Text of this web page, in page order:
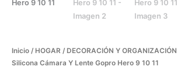
Inicio / HOGAR / DECORACIÓN Y ORGANIZACIÓN
Silicona Cámara Y Lente Gopro Hero 9 10 11
$350,00.$250,00.
Gopro
10
11